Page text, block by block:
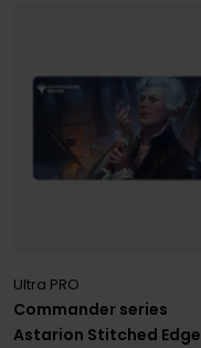
Commander series
Astarion Stitched Edge
Ultra PRO